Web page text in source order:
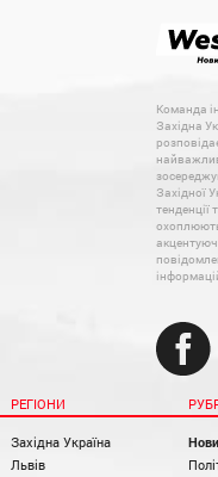
Команда
Західна
Західної
тенденції
РЕГІОНИ
Західна Україна
Львів